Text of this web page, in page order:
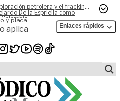
petrolera y el fracking,
De la Espriella como
y placa
aplica Enlaces rápidos